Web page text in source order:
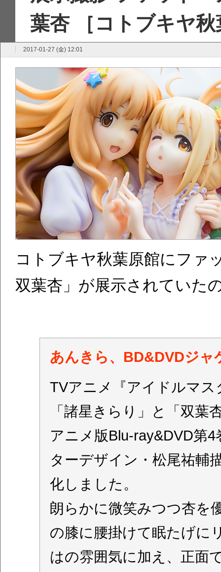
葉杏 ［コトブキヤ秋
2017-01-27 (金) 12:01
コトブキヤ秋葉原館にファ
双葉杏」が展示されていた
あんきら、BD&DVDジャ
TVアニメ『アイドルマ
「諸星きらり」と「双葉
アニメ版Blu-ray&DVD第
ターデザイン・松尾祐輔
化しました。
朗らかに微笑みつつ杏を
の膝に腰掛けて眠たげに
はの雰囲気に加え、正面